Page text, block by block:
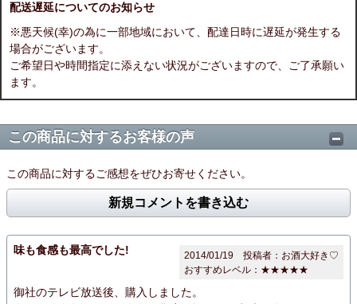
配送遅延についてのお知らせ
※悪天候(幸)の為に一部地域において、配達日時に遅延が発生する
場合がございます。
ご希望日や時間指定に添えない状況がございますので、ご了承願い
ます。
この商品に対するお客様の声
この商品に対するご感想をぜひお寄せください。
新規コメントを書き込む
味も食感も最高でした!
2014/01/19 投稿者：お酒大好き♡
おすすめレベル： ★★★★★
御社のテレビ放送後、購入しました。